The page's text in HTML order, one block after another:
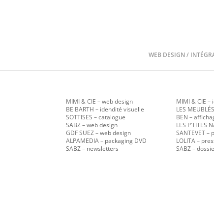
WEB DESIGN /
MIMI & CIE– web design
BE BARTH – idendité visuelle
SOTTISES – catalogue
SABZ– web design
GDF SUEZ – web design
ALPAMEDIA – packaging DVD
SABZ – newsletters
MIMI & CIE –
LES
BEN –
LES P’TITES
SANTEVET –
LOLITA –
SABZ –